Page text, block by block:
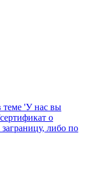
'У нас вы
о
либо по